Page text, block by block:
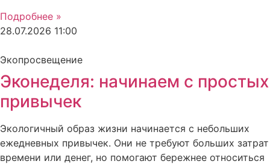
Подробнее »
28.07.2026 11:00
Экопросвещение
Эконеделя: начинаем с простых
привычек
Экологичный образ жизни начинается с небольших
ежедневных привычек. Они не требуют больших затрат
времени или денег, но помогают бережнее относиться